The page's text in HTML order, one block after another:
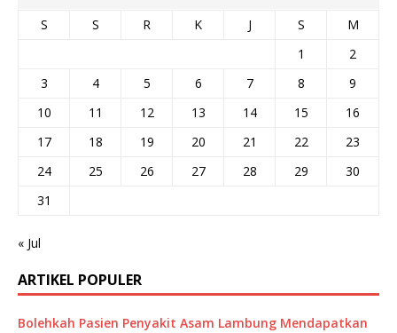
S S R K J S
M
1
2
3
4 5 6 7 8
9
10
11 12 13 14 15
16
17
18 19 20 21 22
23
24
25 26 27 28 29
30
31
« Jul
ARTIKEL POPULER
Bolehkah Pasien Penyakit Asam Lambung Mendapatkan